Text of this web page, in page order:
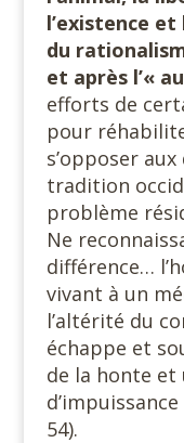
l’existence
du
et après l’«
efforts de
pour
s’opposer
tradition
problème
Ne
différence…
vivant à un
l’altérité du
échappe et
de la honte
54).